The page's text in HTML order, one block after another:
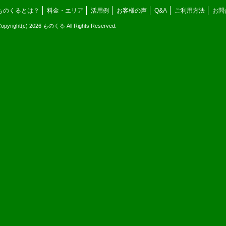
のくるとは？ 料金・エリア 活用例 お客様の声 Q&A ご利用方法 お問
2026 ものくる All Rights Reserved.